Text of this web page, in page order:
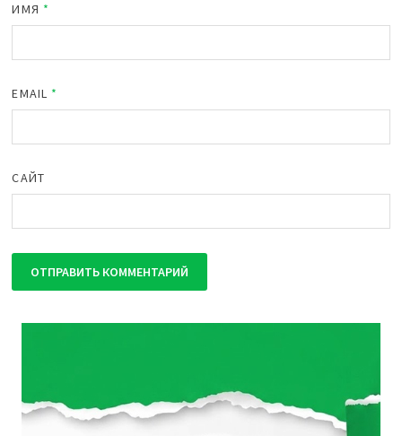
ИМЯ *
EMAIL *
САЙТ